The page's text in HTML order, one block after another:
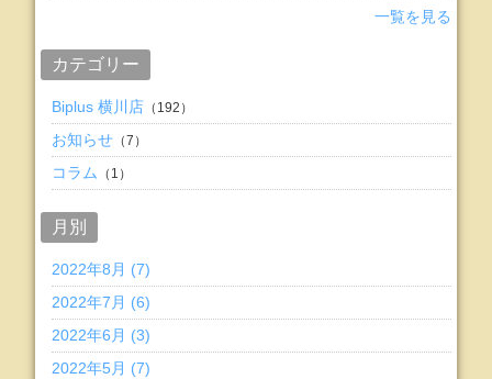
一覧を見る
カテゴリー
Biplus 横川店 （192）
お知らせ （7）
コラム （1）
月別
2022年8月 (7)
2022年7月 (6)
2022年6月 (3)
2022年5月 (7)